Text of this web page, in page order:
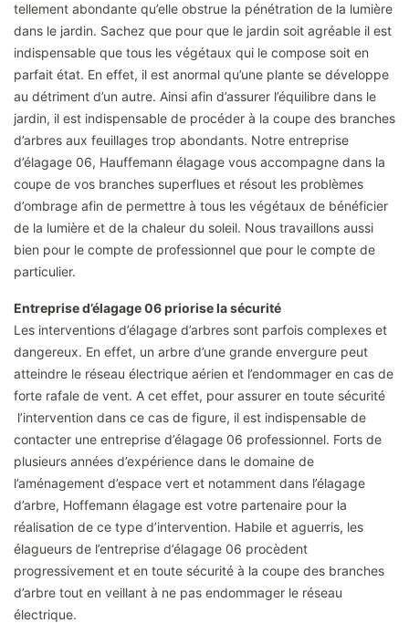
tellement abondante qu’elle obstrue la pénétration de la lumière
dans le jardin. Sachez que pour que le jardin soit agréable il est
indispensable que tous les végétaux qui le compose soit en
parfait état. En effet, il est anormal qu’une plante se développe
au détriment d’un autre. Ainsi afin d’assurer l’équilibre dans le
jardin, il est indispensable de procéder à la coupe des branches
d’arbres aux feuillages trop abondants. Notre entreprise
d’élagage 06, Hauffemann élagage vous accompagne dans la
coupe de vos branches superflues et résout les problèmes
d’ombrage afin de permettre à tous les végétaux de bénéficier
de la lumière et de la chaleur du soleil. Nous travaillons aussi
bien pour le compte de professionnel que pour le compte de
particulier.
Entreprise d’élagage 06 priorise la sécurité
Les interventions d’élagage d’arbres sont parfois complexes et
dangereux. En effet, un arbre d’une grande envergure peut
atteindre le réseau électrique aérien et l’endommager en cas de
forte rafale de vent. A cet effet, pour assurer en toute sécurité
l’intervention dans ce cas de figure, il est indispensable de
contacter une entreprise d’élagage 06 professionnel. Forts de
plusieurs années d’expérience dans le domaine de
l’aménagement d’espace vert et notamment dans l’élagage
d’arbre, Hoffemann élagage est votre partenaire pour la
réalisation de ce type d’intervention. Habile et aguerris, les
élagueurs de l’entreprise d’élagage 06 procèdent
progressivement et en toute sécurité à la coupe des branches
d’arbre tout en veillant à ne pas endommager le réseau
électrique.